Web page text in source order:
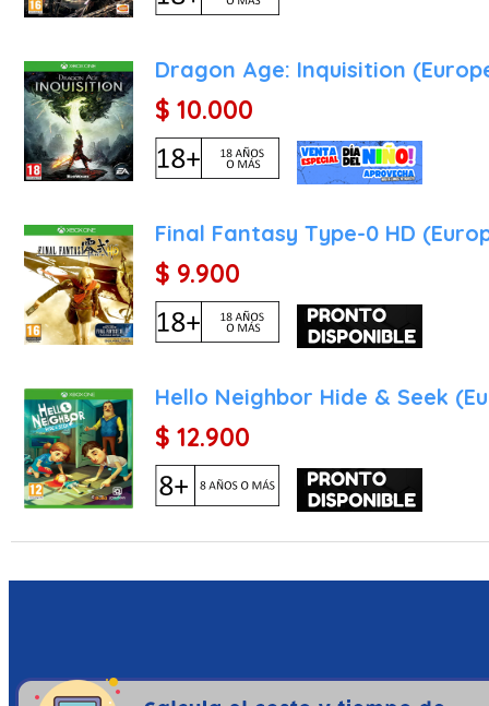
Dragon Age: Inquisition
$ 10.000
Final Fantasy Type-0 HD
$ 9.900
Hello Neighbor Hide & Seek
$ 12.900